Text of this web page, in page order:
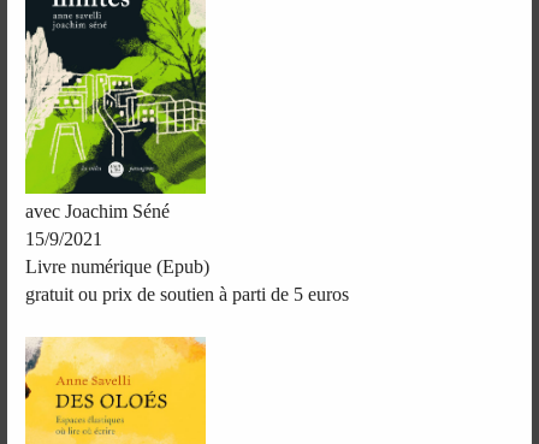
avec Joachim Séné
15/9/2021
Livre numérique (Epub)
gratuit ou prix de soutien à parti de 5 euros